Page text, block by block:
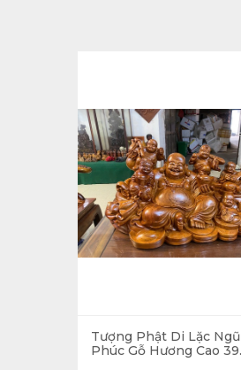
Tượng Phật Di Lặc Ngũ
Phúc Gỗ Hương Cao 39